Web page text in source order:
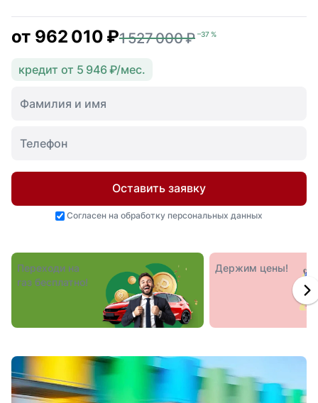
от 962 010 ₽1 527 000 ₽ –37 %
кредит от 5 946 ₽/мес.
Оставить заявку
Согласен на обработку персональных данных
Переходи на
газ бесплатно!
Держим цены!